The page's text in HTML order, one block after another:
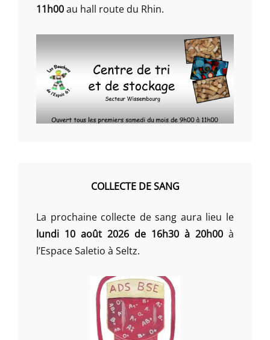
11h00au hall route du Rhin.
COLLECTE DE SANG
La prochaine collecte de sang aura lieu le
lundi 10 août 2026 de 16h30 à 20h00 à
l’Espace Saletio à Seltz.